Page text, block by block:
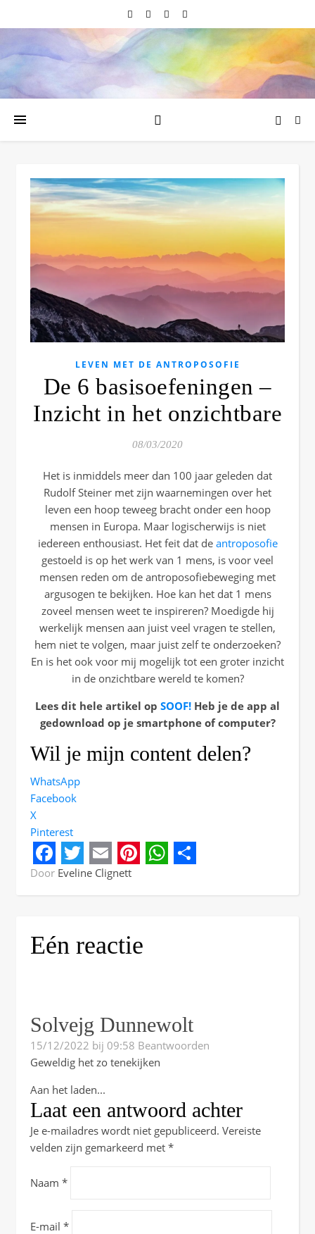
LEVEN MET DE ANTROPOSOFIE
De 6 basisoefeningen –
Inzicht in het onzichtbare
08/03/2020
Het is inmiddels meer dan 100 jaar geleden dat
Rudolf Steiner met zijn waarnemingen over het
leven een hoop teweeg bracht onder een hoop
mensen in Europa. Maar logischerwijs is niet
iedereen enthousiast. Het feit dat de antroposofie
gestoeld is op het werk van 1 mens, is voor veel
mensen reden om de antroposofiebeweging met
argusogen te bekijken. Hoe kan het dat 1 mens
zoveel mensen weet te inspireren? Moedigde hij
werkelijk mensen aan juist veel vragen te stellen,
hem niet te volgen, maar juist zelf te onderzoeken?
En is het ook voor mij mogelijk tot een groter inzicht
in de onzichtbare wereld te komen?
Lees dit hele artikel op SOOF! Heb je de app al
gedownload op je smartphone of computer?
Wil je mijn content delen?
WhatsApp
Facebook
X
Pinterest
Facebook
Twitter
EmailPinterest
Door Eveline Clignett
Eén reactie
Solvejg Dunnewolt
15/12/2022 bij 09:58 Beantwoorden
Geweldig het zo tenekijken
Aan het laden...
Laat een antwoord achter
Je e-mailadres wordt niet gepubliceerd. Vereiste
velden zijn gemarkeerd met *
Naam *
E-mail *